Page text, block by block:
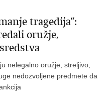
tragedija“:
oružje,
nelegalno oružje, streljivo,
nedozvoljene predmete da